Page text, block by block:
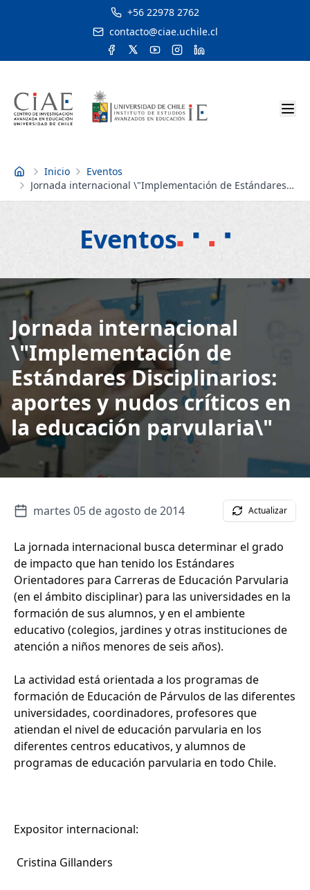
+56 22978 2762
contacto@ciae.uchile.cl
Inicio Inicio
Eventos
Jornada internacional \"Implementación de Estándares
Disciplinarios: aportes y nudos críticos en la educación
Eventos
Jornada internacional
\"Implementación de
Estándares Disciplinarios:
aportes y nudos críticos en
la educación parvularia\"
martes 05 de agosto de 2014 Actualizar
La jornada internacional busca determinar el grado
de impacto que han tenido los Estándares
Orientadores para Carreras de Educación Parvularia
(en el ámbito disciplinar) para las universidades en la
formación de sus alumnos, y en el ambiente
educativo (colegios, jardines y otras instituciones de
atención a niños menores de seis años).
La actividad está orientada a los programas de
formación de Educación de Párvulos de las diferentes
universidades, coordinadores, profesores que
atiendan el nivel de educación parvularia en los
diferentes centros educativos, y alumnos de
programas de educación parvularia en todo Chile.
Expositor internacional:
Cristina Gillanders